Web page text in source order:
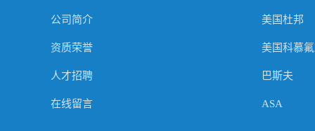
公司简介
资质荣誉
人才招聘
在线留言
美国杜邦
美国科慕
巴斯夫
ASA